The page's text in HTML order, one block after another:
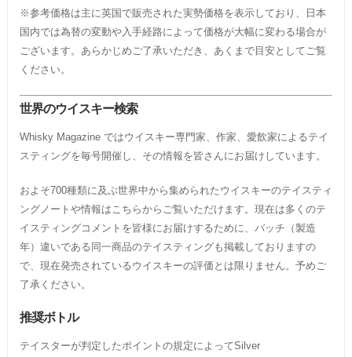
※参考価格は主に英国で販売された実勢価格を表示しており、日本
国内では為替の変動や入手経路によって価格が大幅に変わる場合が
ございます。あらかじめご了承いただき、あくまで目安としてご覧
ください。
世界のウイスキー検索
Whisky Magazine ではウイスキー専門家、作家、愛飲家によるテイ
スティングを毎号開催し、その情報を皆さんにお届けしています。
およそ700種類に及ぶ世界中から集められたウイスキーのテイスティ
ングノートや情報はこちらからご覧いただけます。現在は多くのテ
イスティングコメントを皆様にお届けするために、バッチ（製造
年）違いである同一商品のテイスティングも掲載しておりますの
で、現在発売されているウイスキーの評価とは限りません。予めご
了承ください。
推奨ボトル
テイスターが判定したポイントの規定によってSilver